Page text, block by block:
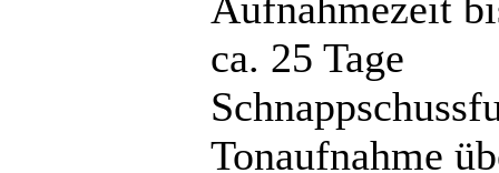
ca. 25 Tage
Tonaufnahme